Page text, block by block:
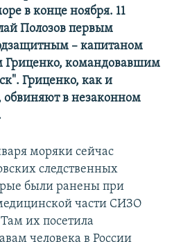
в конце ноября. 11
Полозов первым
– капитаном
Гриценко, командовавшим
Гриценко, как и
обвиняют в незаконном
моряки сейчас
следственных
были ранены при
части СИЗО
их посетила
человека в России